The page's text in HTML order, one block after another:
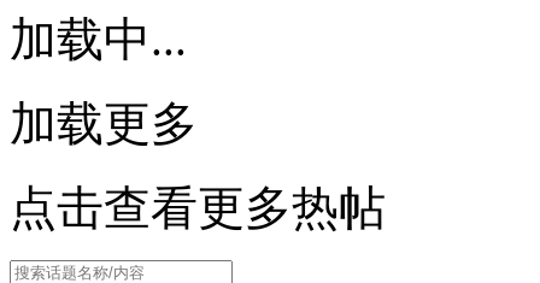
加载中...
加载更多
点击查看更多热帖